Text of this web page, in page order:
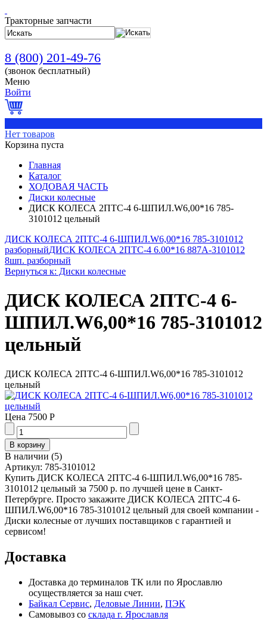
Тракторные запчасти
8 (800) 201-49-76
(звонок бесплатный)
Меню
Войти
Нет товаров
Корзина пуста
Главная
Каталог
ХОДОВАЯ ЧАСТЬ
Диски колесные
ДИСК КОЛЕСА 2ПТС-4 6-ШПИЛ.W6,00*16 785-
3101012 цельный
ДИСК КОЛЕСА 2ПТС-4 6-ШПИЛ.W6,00*16 785-3101012
разборныйДИСК КОЛЕСА 2ПТС-4 6.00*16 887А-3101012
8шп. разборный
Вернуться к: Диски колесные
ДИСК КОЛЕСА 2ПТС-4 6-
ШПИЛ.W6,00*16 785-3101012
цельный
ДИСК КОЛЕСА 2ПТС-4 6-ШПИЛ.W6,00*16 785-3101012
цельный
Цена 7500 Р
В наличии (5)
Артикул: 785-3101012
Купить ДИСК КОЛЕСА 2ПТС-4 6-ШПИЛ.W6,00*16 785-
3101012 цельный за 7500 р. по лучшей цене в Санкт-
Петербурге. Просто закажите ДИСК КОЛЕСА 2ПТС-4 6-
ШПИЛ.W6,00*16 785-3101012 цельный для своей компании -
Диски колесные от лучших поставщиков с гарантией и
сервисом!
Доставка
Доставка до терминалов ТК или по Ярославлю
осуществляется за наш счет.
Байкал Сервис, Деловые Линии, ПЭК
Самовывоз со склада г. Ярославля